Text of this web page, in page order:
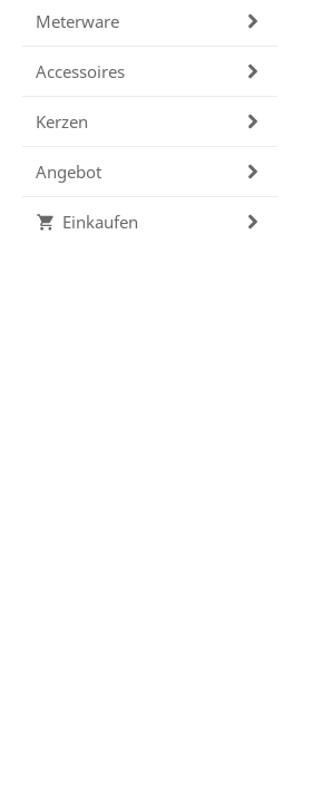
Meterware
Accessoires
Kerzen
Angebot
Einkaufen